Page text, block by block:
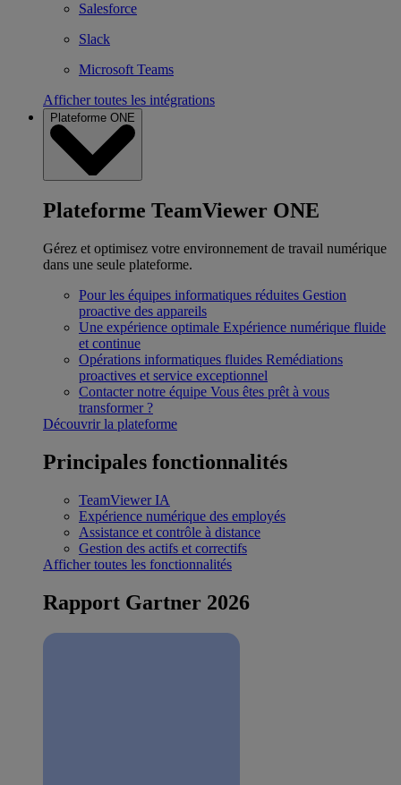
Salesforce
Slack
Microsoft Teams
Afficher toutes les intégrations
Plateforme ONE
Plateforme TeamViewer ONE
Gérez et optimisez votre environnement de travail numérique
dans une seule plateforme.
Pour les équipes informatiques réduites Gestion
proactive des appareils
Une expérience optimale Expérience numérique fluide
et continue
Opérations informatiques fluides Remédiations
proactives et service exceptionnel
Contacter notre équipe Vous êtes prêt à vous
transformer ?
Découvrir la plateforme
Principales fonctionnalités
TeamViewer IA
Expérience numérique des employés
Assistance et contrôle à distance
Gestion des actifs et correctifs
Afficher toutes les fonctionnalités
Rapport Gartner 2026